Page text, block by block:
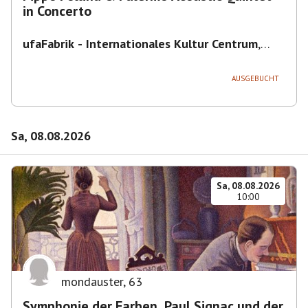
in Concerto
ufaFabrik - Internationales Kultur Centrum,
AUSGEBUCHT
Sa, 08.08.2026
Sa, 08.08.2026
10:00
mondauster, 63